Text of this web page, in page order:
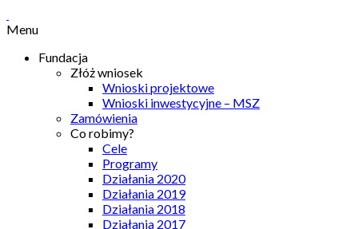
Menu
Fundacja
Złóż wniosek
Wnioski projektowe
Wnioski inwestycyjne – MSZ
Zamówienia
Co robimy?
Cele
Programy
Działania 2020
Działania 2019
Działania 2018
Działania 2017